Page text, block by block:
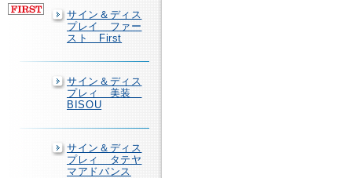
サイン＆ディス
プレイ ファー
スト First
サイン＆ディス
プレィ 美装
BISOU
サイン＆ディス
プレィ タテヤ
マアドバンス